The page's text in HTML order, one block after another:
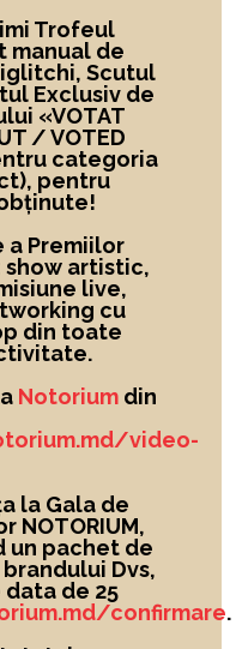
Trofeul
manual de
Scutul
Exclusiv de
«VOTAT
/ VOTED
categoria
pentru
a Premiilor
show artistic,
live,
cu
din toate
Notoriumdin
video-
la Gala de
NOTORIUM,
un pachet de
Dvs,
de 25
confirmare.